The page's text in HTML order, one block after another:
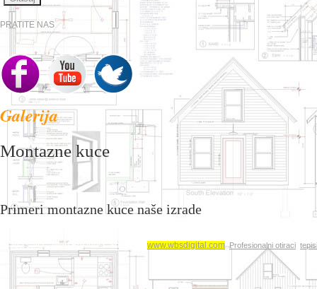
PRATITE NAS
Galerija
Montazne kuce
Primeri montazne kuce naše izrade
Izrada sajta - Web Business Solutions www.wbsdigital.com Profesionalni otiraci